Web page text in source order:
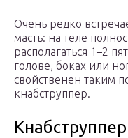
Очень редко
масть: на теле
располагаться 1–2
голове, боках или
свойственен таким
кнабструппер.
Кнабструппер